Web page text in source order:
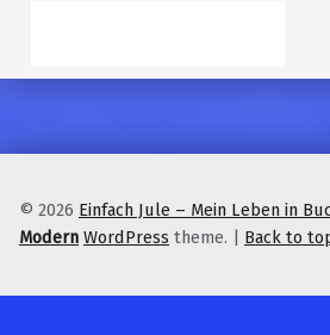
© 2026 Einfach Jule – Mein Leben in
Modern WordPress theme. | Back to